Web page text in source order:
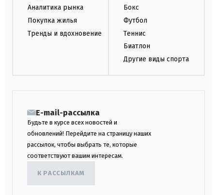
Аналитика рынка
Покупка жилья
Тренды и вдохновение
Бокс
Футбол
Теннис
Биатлон
Другие виды спорта
E-mail-рассылка
Будьте в курсе всех новостей и
обновлений! Перейдите на страницу наших
рассылок, чтобы выбрать те, которые
соответствуют вашим интересам.
К РАССЫЛКАМ